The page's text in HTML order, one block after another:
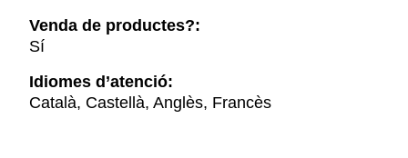
Venda de productes?:
Sí
Idiomes d’atenció:
Català, Castellà, Anglès, Francès